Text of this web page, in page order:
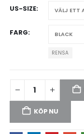
US-SIZE
FARG
RENSA
KÖP NU